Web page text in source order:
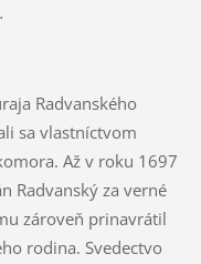
Radvanského
sa vlastníctvom
Až v roku 1697
Radvanský za verné
zároveň prinavrátil
rodina. Svedectvo